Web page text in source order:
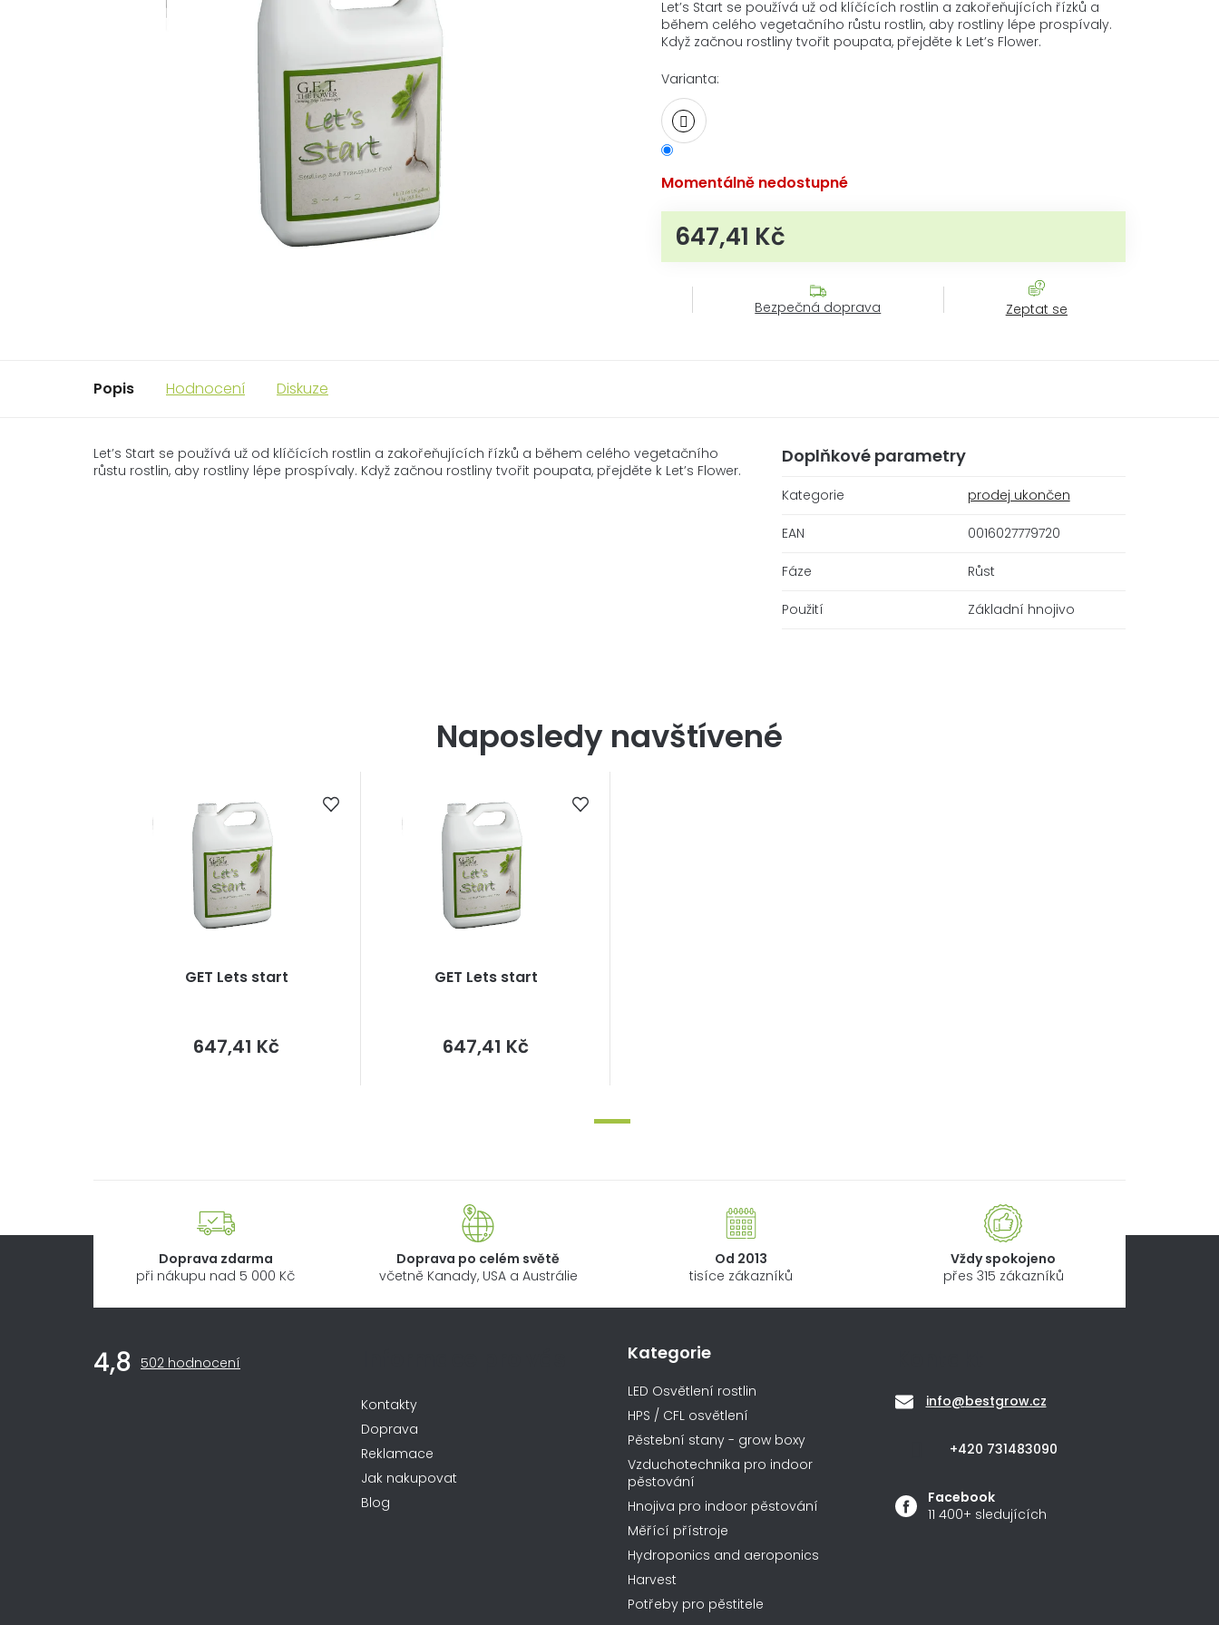
produktu
je
0,0
5
Let’s Start se používá už od klíčících rostlin a zakořeňujících řízků a
během celého vegetačního růstu rostlin, aby rostliny lépe prospívaly.
Když začnou rostliny tvořit poupata, přejděte k Let’s Flower.
Varianta:
Momentálně nedostupné
647,41 KčMěrná cena:
Bezpečná doprava Zeptat se
Popis Hodnocení Diskuze
Let’s Start se používá už od klíčících rostlin a zakořeňujících řízků a během celého vegetačního
růstu rostlin, aby rostliny lépe prospívaly. Když začnou rostliny tvořit poupata, přejděte k Let’s Flower.
Doplňkové parametry
Kategorie prodej ukončen
EAN 0016027779720
Fáze Růst
Použití Základní hnojivo
Naposledy navštívené
GET Lets start
647,41 Kčcena:
GET Lets start
647,41 Kčcena:
Doprava zdarma
při nákupu nad 5 000 Kč
Doprava po celém světě
včetně Kanady, USA a Austrálie
Od 2013
tisíce zákazníků
Vždy spokojeno
přes 315 zákazníků
4,8 Průměrné
502 hodnocení
Kontakty
Doprava
Reklamace
Jak nakupovat
Blog
Kategorie
LED Osvětlení rostlin
HPS / CFL osvětlení
Pěstební stany - grow boxy
Vzduchotechnika pro indoor
pěstování
Hnojiva pro indoor pěstování
Měřící přístroje
Hydroponics and aeroponics
Harvest
Potřeby pro pěstitele
info@bestgrow.cz
+420 731483090
Facebook
11 400+ sledujících